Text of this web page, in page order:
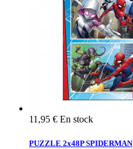
11,95 € En stock
PUZZLE 2x48P SPIDERMAN